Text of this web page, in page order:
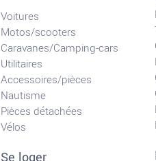
Voitures
Motos/scooters
Caravanes/Camping-cars
Utilitaires
Accessoires/pièces
Nautisme
Pièces détachées
Vélos